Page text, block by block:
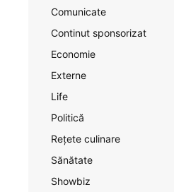
Comunicate
Continut sponsorizat
Economie
Externe
Life
Politică
Rețete culinare
Sănătate
Showbiz